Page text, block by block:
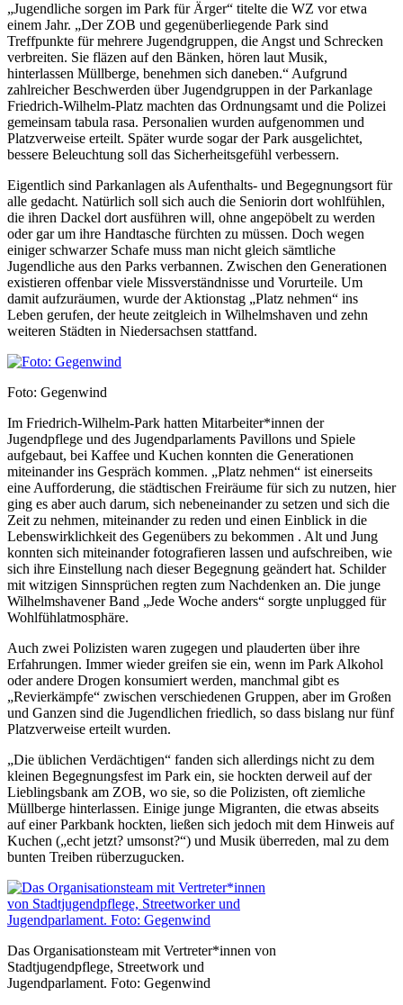
„Jugendliche sorgen im Park für Ärger“ titelte die WZ vor etwa
einem Jahr. „Der ZOB und gegenüberliegende Park sind
Treffpunkte für mehrere Jugendgruppen, die Angst und Schrecken
verbreiten. Sie fläzen auf den Bänken, hören laut Musik,
hinterlassen Müllberge, benehmen sich daneben.“ Aufgrund
zahlreicher Beschwerden über Jugendgruppen in der Parkanlage
Friedrich-Wilhelm-Platz machten das Ordnungsamt und die Polizei
gemeinsam tabula rasa. Personalien wurden aufgenommen und
Platzverweise erteilt. Später wurde sogar der Park ausgelichtet,
bessere Beleuchtung soll das Sicherheitsgefühl verbessern.
Eigentlich sind Parkanlagen als Aufenthalts- und Begegnungsort für
alle gedacht. Natürlich soll sich auch die Seniorin dort wohlfühlen,
die ihren Dackel dort ausführen will, ohne angepöbelt zu werden
oder gar um ihre Handtasche fürchten zu müssen. Doch wegen
einiger schwarzer Schafe muss man nicht gleich sämtliche
Jugendliche aus den Parks verbannen. Zwischen den Generationen
existieren offenbar viele Missverständnisse und Vorurteile. Um
damit aufzuräumen, wurde der Aktionstag „Platz nehmen“ ins
Leben gerufen, der heute zeitgleich in Wilhelmshaven und zehn
weiteren Städten in Niedersachsen stattfand.
Foto: Gegenwind
Im Friedrich-Wilhelm-Park hatten Mitarbeiter*innen der
Jugendpflege und des Jugendparlaments Pavillons und Spiele
aufgebaut, bei Kaffee und Kuchen konnten die Generationen
miteinander ins Gespräch kommen. „Platz nehmen“ ist einerseits
eine Aufforderung, die städtischen Freiräume für sich zu nutzen, hier
ging es aber auch darum, sich nebeneinander zu setzen und sich die
Zeit zu nehmen, miteinander zu reden und einen Einblick in die
Lebenswirklichkeit des Gegenübers zu bekommen . Alt und Jung
konnten sich miteinander fotografieren lassen und aufschreiben, wie
sich ihre Einstellung nach dieser Begegnung geändert hat. Schilder
mit witzigen Sinnsprüchen regten zum Nachdenken an. Die junge
Wilhelmshavener Band „Jede Woche anders“ sorgte unplugged für
Wohlfühlatmosphäre.
Auch zwei Polizisten waren zugegen und plauderten über ihre
Erfahrungen. Immer wieder greifen sie ein, wenn im Park Alkohol
oder andere Drogen konsumiert werden, manchmal gibt es
„Revierkämpfe“ zwischen verschiedenen Gruppen, aber im Großen
und Ganzen sind die Jugendlichen friedlich, so dass bislang nur fünf
Platzverweise erteilt wurden.
„Die üblichen Verdächtigen“ fanden sich allerdings nicht zu dem
kleinen Begegnungsfest im Park ein, sie hockten derweil auf der
Lieblingsbank am ZOB, wo sie, so die Polizisten, oft ziemliche
Müllberge hinterlassen. Einige junge Migranten, die etwas abseits
auf einer Parkbank hockten, ließen sich jedoch mit dem Hinweis auf
Kuchen („echt jetzt? umsonst?“) und Musik überreden, mal zu dem
bunten Treiben rüberzugucken.
Das Organisationsteam mit Vertreter*innen von
Stadtjugendpflege, Streetwork und
Jugendparlament. Foto: Gegenwind